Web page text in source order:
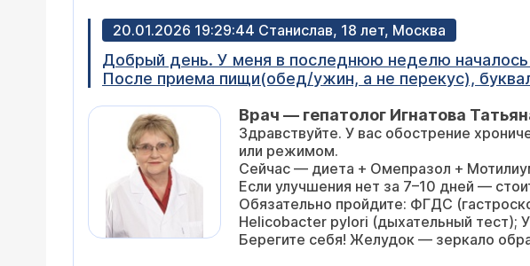
ЗАКЛЮЧЕНИЕ: Поверхностный антральный гастрит.
20.01.2026 19:29:44 Станислав, 18 лет, Москва
Добрый день. У меня в последнюю неделю
После приема пищи(обед/ужин, а не перекус),
переполнености после еды. Месяц назад у меня
ощущение изжоги было, когда я долго не ел или же
прошло. Мед обследования не проходил, т.к просто
командировке. Что это может быть? Почему эта
Врач — гепатолог Игнатова
Здравствуйте. У вас обострение
или режимом.
Сейчас — диета + Омепразол +
Если улучшения нет за 7–10 дней —
Обязательно пройдите: ФГДС
Helicobacter pylori (дыхательный тест);
Берегите себя! Желудок — зеркало